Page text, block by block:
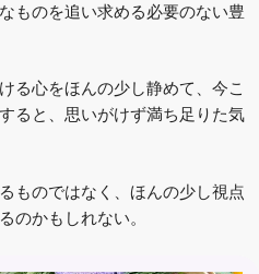
ものを追い求める必要のない豊
る心をほんの少し静めて、今こ
ると、思いがけず満ち足りた気
ものではなく、ほんの少し視点
のかもしれない。